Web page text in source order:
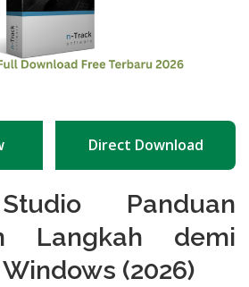
Direct Download
Panduan
Langkah demi
(2026)